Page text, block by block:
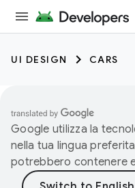
UI DESIGN CARS
Google utilizza la
nella tua lingua
potrebbero contenere